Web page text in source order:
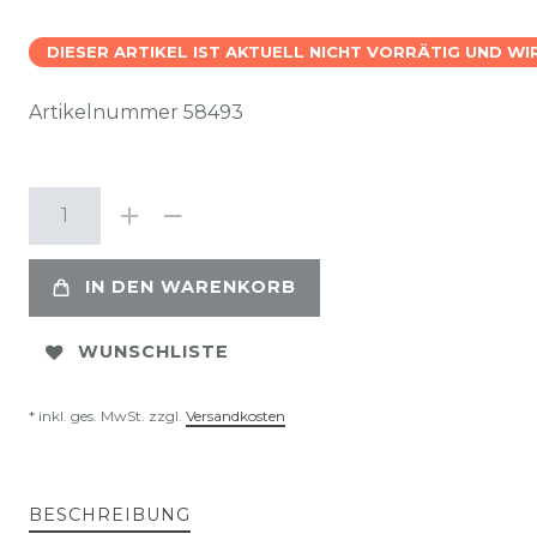
DIESER ARTIKEL IST AKTUELL NICHT VORRÄTIG UND
Artikelnummer 58493
IN DEN WARENKORB
WUNSCHLISTE
* inkl. ges. MwSt. zzgl. Versandkosten
BESCHREIBUNG